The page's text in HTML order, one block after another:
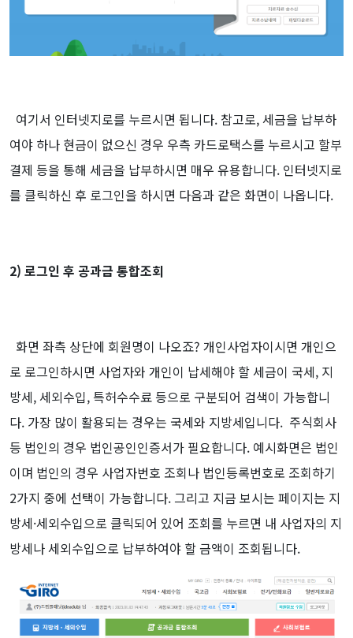
여기서 인터넷지로를 누르시면 됩니다. 참고로, 세금을 납부하
여야 하나 현금이 없으신 경우 우측 카드로택스를 누르시고 할부
결제 등을 통해 세금을 납부하시면 매우 유용합니다. 인터넷지로
를 클릭하신 후 로그인을 하시면 다음과 같은 화면이 나옵니다.
2) 로그인 후 공과금 통합조회
화면 좌측 상단에 회원명이 나오죠? 개인사업자이시면 개인으
로 로그인하시면 사업자와 개인이 납세해야 할 세금이 국세, 지
방세, 세외수입, 특허수수료 등으로 구분되어 검색이 가능합니
다. 가장 많이 활용되는 경우는 국세와 지방세입니다. 주식회사
등 법인의 경우 법인공인인증서가 필요합니다. 예시화면은 법인
이며 법인의 경우 사업자번호 조회나 법인등록번호로 조회하기
2가지 중에 선택이 가능합니다. 그리고 지금 보시는 페이지는 지
방세·세외수입으로 클릭되어 있어 조회를 누르면 내 사업자의 지
방세나 세외수입으로 납부하여야 할 금액이 조회됩니다.